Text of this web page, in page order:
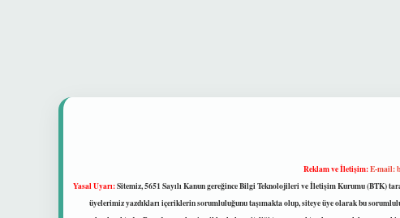
Reklam ve İletişim:E-mail:
Yasal Uyarı:Sitemiz, 5651 Sayılı Kanun gereğince Bilgi Teknolojileri ve İletişim Kurumu (BTK)
üyelerimiz yazdıkları içeriklerin sorumluluğunu taşımakta olup, siteye üye olarak bu